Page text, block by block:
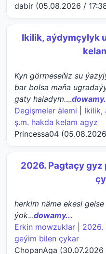
dabir (05.08.2026 /
Ikilik, aýdymçylyk
Kyn görmeseňiz su
bar bolsa maňa
gaty haladym....
Degişmeler älemi
Ikilik,
ş.m. hakda kelam agyz
Princessa04
2026. Pagtaçy gyz
herkim näme ekesi
ýok...dowamy...
Erkin mowzuklar
2026.
geýim bilen çykar
ChopanAga (30.07.2026